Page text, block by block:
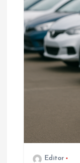
z
n
Editor